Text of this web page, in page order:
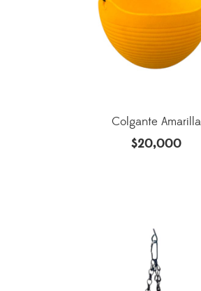
Colgante Amarilla
$20,000